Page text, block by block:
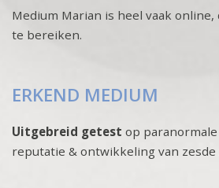
Medium Marian is heel vaak
te bereiken.
ERKEND MEDIUM
Uitgebreid getest op
reputatie & ontwikkeling van